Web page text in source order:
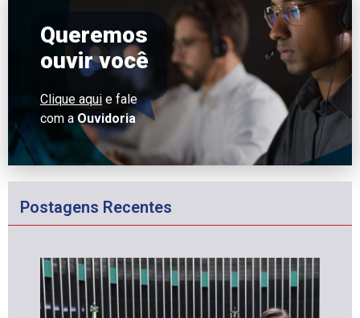
Queremos
ouvir você
Clique aqui e fale
com a Ouvidoria
Postagens Recentes